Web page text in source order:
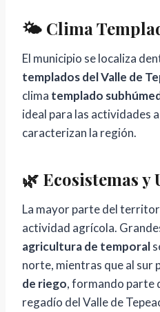
🌤️ Clima
El municipio se localiza
templados del Valle de
clima templado
ideal para las actividades
caracterizan la región.
🌿 Ecosistemas y
La mayor parte del
actividad agrícola.
agricultura de temporal
norte, mientras que al sur
de riego, formando parte
regadío del Valle de